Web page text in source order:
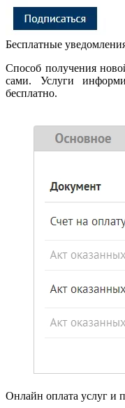
Бесплатные
Способ получения
сами. Услуги
бесплатно.
Онлайн оплата услуг и